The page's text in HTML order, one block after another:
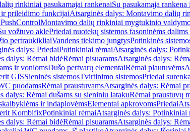
rinkiniai pasukamajai rankenaiSu pasukamąja
prileidimo funkcijaiAtsarginės dalys: Montavimo dalių
Montavimo dalių rinkiniai mygtukinio
vožtuvo aklePriedai nuotekų sistemos fasoninėms
pertraukikliaiVandens tiekimo jungtysPotinkinės
dalys: PriedaiPotinkiniai rėmaiAtsarginės dalys:
dalys: Rėmai bidėRėmai pisuaramsAtsarginės dalys:
ir voniomsDušo pertvarų elementaiRėmai plautuvėms
GISSieninės sistemosTvirtinimo sistemosPriedai
puodamsRėmai praustuvamsAtsarginės dalys: Rėmai
dalys: Rėmai dušams su sieniniu latakuRėmai praustuvų
ir indaplovėmsElementai apkrovomsPriedai
KombifixPotinkiniai rėmaiAtsarginės dalys: Potinkiniai
dalys: Rėmai bidėRėmai pisuaramsAtsarginės dalys: